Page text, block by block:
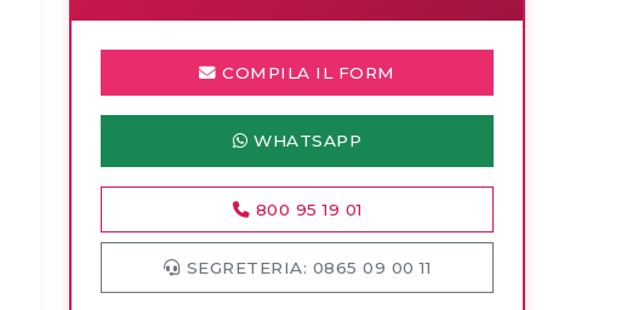
COMPILA IL FORM
WHATSAPP
800 95 19 01
SEGRETERIA: 0865 09 00 11